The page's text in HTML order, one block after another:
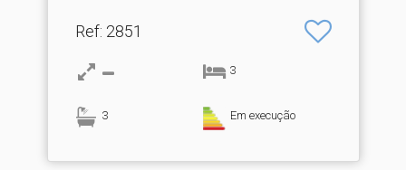
Ref: 2851
3
3 Em execução